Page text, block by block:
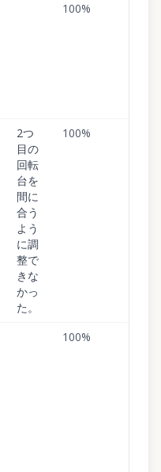
100%
2つ
目の
回転
台を
間に
合う
よう
に調
整で
きな
かっ
た。
100%
100%